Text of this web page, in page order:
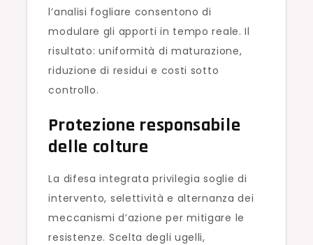
l’analisi fogliare consentono di
modulare gli apporti in tempo reale. Il
risultato: uniformità di maturazione,
riduzione di residui e costi sotto
controllo.
Protezione responsabile
delle colture
La difesa integrata privilegia soglie di
intervento, selettività e alternanza dei
meccanismi d’azione per mitigare le
resistenze. Scelta degli ugelli,